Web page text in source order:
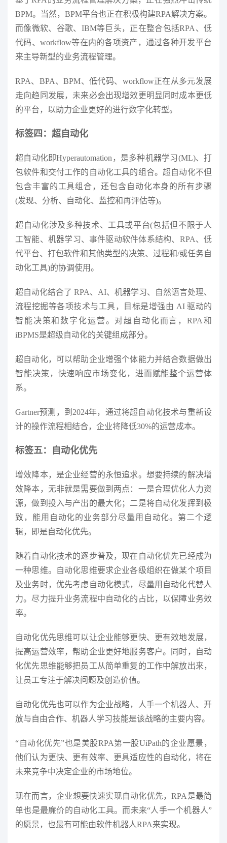
BPM。当然，BPM平台也正在积极构建RPA解决方案。
而像微软、谷歌、IBM等巨头，正在整合包括RPA、低
代码、workflow等在内的各项资产，通过各种开发平台
来主导新型的业务流程管理。
RPA、BPA、BPM、低代码、workflow正在从多元发展
走向趋同发展，未来必会出现增效更明显同时成本更低
的平台，以助力企业更好的进行数字化转型。
标签四：超自动化
超自动化即Hyperautomation，是多种机器学习(ML)、打
包软件和交付工作的自动化工具的组合。超自动化不但
包含丰富的工具组合，还包含自动化本身的所有步骤
(发现、分析、自动化、监控和再评估等)。
超自动化涉及多种技术、工具或平台(包括但不限于人
工智能、机器学习、事件驱动软件体系结构、RPA、低
代平台、打包软件和其他类型的决策、过程和/或任务自
动化工具)的协调使用。
超自动化结合了 RPA、AI、机器学习、自然语言处理、
流程挖掘等各项技术与工具，目标是增强由 AI 驱动的
智能决策和数字化运营。对超自动化而言，RPA和
iBPMS是超级自动化的关键组成部分。
超自动化，可以帮助企业增强个体能力并结合数据做出
智能决策，快速响应市场变化，进而赋能整个运营体
系。
Gartner预测，到2024年，通过将超自动化技术与重新设
计的操作流程相结合，企业将降低30%的运营成本。
标签五：自动化优先
增效降本，是企业经营的永恒追求。想要持续的解决增
效降本，无非就是需要做到两点：一是合理优化人力资
源，做到投入与产出的最大化；二是将自动化发挥到极
致，能用自动化的业务部分尽量用自动化。第二个逻
辑，即是自动化优先。
随着自动化技术的逐步普及，现在自动化优先已经成为
一种思维。自动化思维要求企业各级组织在做某个项目
及业务时，优先考虑自动化模式，尽量用自动化代替人
力。尽力提升业务流程中自动化的占比，以保障业务效
率。
自动化优先思维可以让企业能够更快、更有效地发展，
提高运营效率，帮助企业更好地服务客户。同时，自动
化优先思维能够把员工从简单重复的工作中解放出来，
让员工专注于解决问题及创造价值。
自动化优先也可以作为企业战略，人手一个机器人、开
放与自由合作、机器人学习技能是该战略的主要内容。
“自动化优先”也是美股RPA第一股UiPath的企业愿景，
他们认为更快、更有效率、更具适应性的自动化，将在
未来竞争中决定企业的市场地位。
现在而言，企业想要快速实现自动化优先，RPA是最简
单也是最廉价的自动化工具。而未来“人手一个机器人”
的愿景，也最有可能由软件机器人RPA来实现。